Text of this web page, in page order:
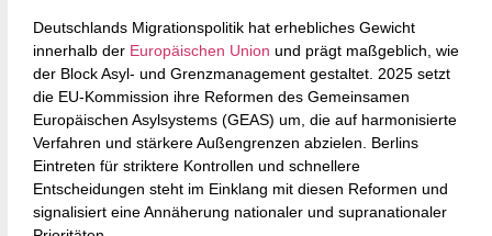
Deutschlands Migrationspolitik hat erhebliches Gewicht
innerhalb der Europäischen Union und prägt maßgeblich, wie
der Block Asyl- und Grenzmanagement gestaltet. 2025 setzt
die EU-Kommission ihre Reformen des Gemeinsamen
Europäischen Asylsystems (GEAS) um, die auf harmonisierte
Verfahren und stärkere Außengrenzen abzielen. Berlins
Eintreten für striktere Kontrollen und schnellere
Entscheidungen steht im Einklang mit diesen Reformen und
signalisiert eine Annäherung nationaler und supranationaler